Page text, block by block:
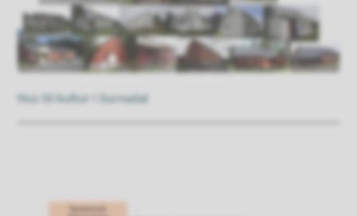
Hus til kultur i Surnadal